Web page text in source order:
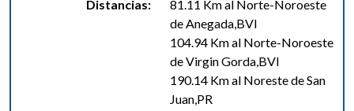
Distancias:
81.11 Km al Norte-Noroeste
de Anegada,BVI
104.94 Km al Norte-Noroeste
de Virgin Gorda,BVI
190.14 Km al Noreste de San
Juan,PR